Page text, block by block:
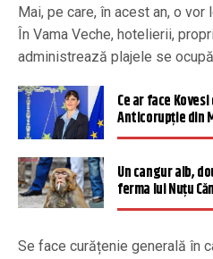
Mai, pe care, în acest an, o
În Vama Veche, hotelierii,
administrează plajele se
Ce ar face
Anticorupție din
Un cangur alb,
ferma lui Nuțu
Se face curățenie generală în